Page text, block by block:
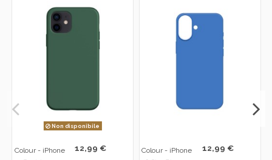
Non disponibile
Colour - iPhone
12,99 €
Colour - iPhone
12,99 €